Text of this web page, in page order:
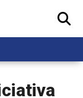
BUSCAR